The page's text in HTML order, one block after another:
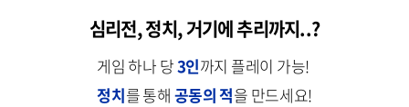
심리전, 정치, 거기에 추리까지..?
게임 하나 당3인까지 플레이 가능!
정치를 통해 공동의 적을 만드세요!